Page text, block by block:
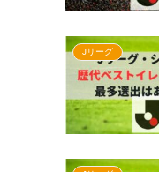
Jリーグ